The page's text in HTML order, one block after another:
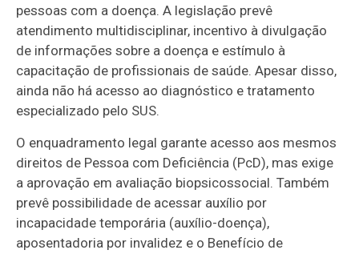
pessoas com a doença. A legislação prevê
atendimento multidisciplinar, incentivo à divulgação
de informações sobre a doença e estímulo à
capacitação de profissionais de saúde. Apesar disso,
ainda não há acesso ao diagnóstico e tratamento
especializado pelo SUS.
O enquadramento legal garante acesso aos mesmos
direitos de Pessoa com Deficiência (PcD), mas exige
a aprovação em avaliação biopsicossocial. Também
prevê possibilidade de acessar auxílio por
incapacidade temporária (auxílio-doença),
aposentadoria por invalidez e o Benefício de